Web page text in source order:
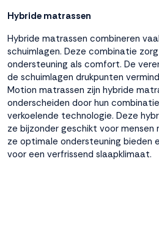
Hybride matrassen
Hybride matrassen combineren
schuimlagen. Deze combinatie
ondersteuning als comfort. De
de schuimlagen drukpunten
Motion matrassen zijn hybride
onderscheiden door hun
verkoelende technologie. Deze
ze bijzonder geschikt voor
ze optimale ondersteuning bieden
voor een verfrissend slaapklimaat.